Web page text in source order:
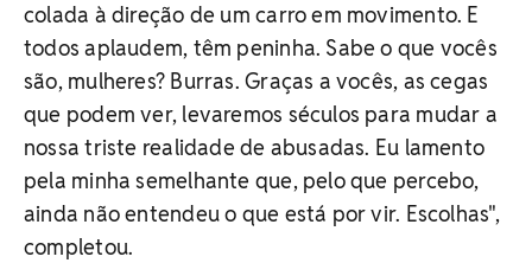
colada à direção de um carro em movimento. E
todos aplaudem, têm peninha. Sabe o que vocês
são, mulheres? Burras. Graças a vocês, as cegas
que podem ver, levaremos séculos para mudar a
nossa triste realidade de abusadas. Eu lamento
pela minha semelhante que, pelo que percebo,
ainda não entendeu o que está por vir. Escolhas",
completou.